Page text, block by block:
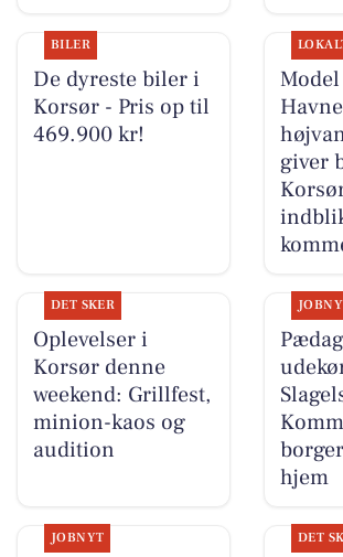
BILER
De dyreste biler i
Korsør - Pris op til
469.900 kr!
giver
DET SKER
Oplevelser i
Korsør denne
weekend: Grillfest,
minion-kaos og
audition
hjem
JOBNYT DET